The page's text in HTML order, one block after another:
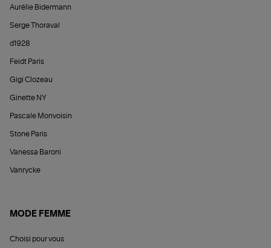
Aurélie Bidermann
Serge Thoraval
d1928
Feidt Paris
Gigi Clozeau
Ginette NY
Pascale Monvoisin
Stone Paris
Vanessa Baroni
Vanrycke
MODE FEMME
Choisi pour vous